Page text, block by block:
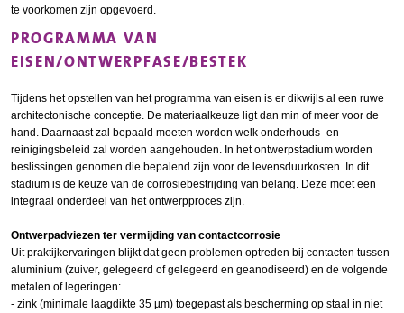
te voorkomen zijn opgevoerd.
PROGRAMMA VAN
EISEN/ONTWERPFASE/BESTEK
Tijdens het opstellen van het programma van eisen is er dikwijls al een ruwe
architectonische conceptie. De materiaalkeuze ligt dan min of meer voor de
hand. Daarnaast zal bepaald moeten worden welk onderhouds- en
reinigingsbeleid zal worden aangehouden. In het ontwerpstadium worden
beslissingen genomen die bepalend zijn voor de levensduurkosten. In dit
stadium is de keuze van de corrosiebestrijding van belang. Deze moet een
integraal onderdeel van het ontwerpproces zijn.
Ontwerpadviezen ter vermijding van contactcorrosie
Uit praktijkervaringen blijkt dat geen problemen optreden bij contacten tussen
aluminium (zuiver, gelegeerd of gelegeerd en geanodiseerd) en de volgende
metalen of legeringen:
- zink (minimale laagdikte 35 µm) toegepast als bescherming op staal in niet